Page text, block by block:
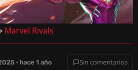
Marvel Rivals
· hace 1 año Sin comentarios